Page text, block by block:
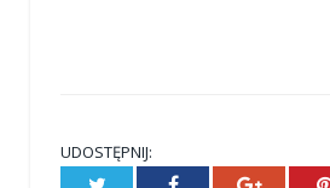
UDOSTĘPNIJ:
Twitter Facebook Google+